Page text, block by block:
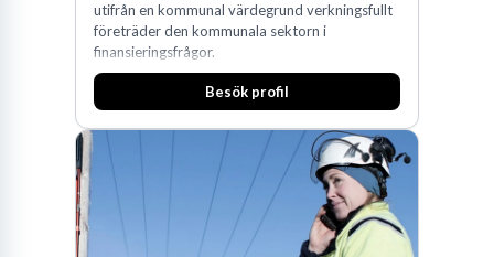
utifrån en kommunal värdegrund verkningsfullt
företräder den kommunala sektorn i
finansieringsfrågor.
Besök profil